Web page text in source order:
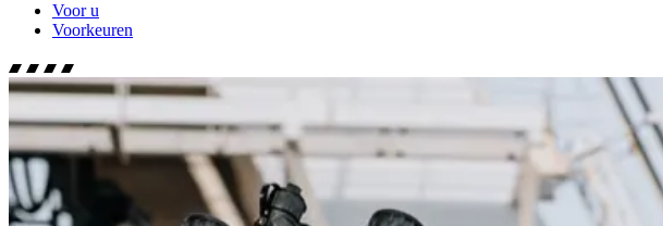
Voor u
Voorkeuren